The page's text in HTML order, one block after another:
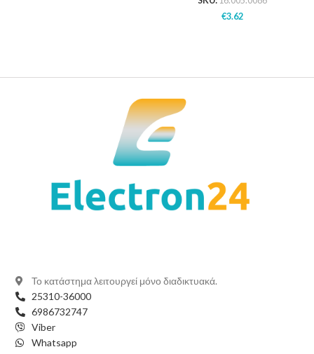
€3.62
Το κατάστημα λειτουργεί μόνο διαδικτυακά.
25310-36000
6986732747
Viber
Whatsapp